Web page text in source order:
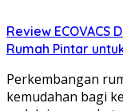
Review ECOVACS
Rumah Pintar
Perkembangan
kemudahan bagi